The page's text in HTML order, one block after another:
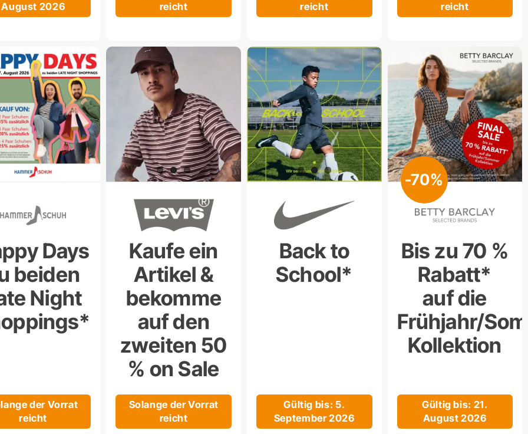
August 2026
reicht
reicht
reicht
Days
beiden
Night
der Vorrat
reicht
Kaufe ein
Artikel &
bekomme
auf den
zweiten 50
% on Sale
Solange der Vorrat
reicht
Back to
School*
Gültig bis: 5.
September 2026
-70%
Bis zu 70 %
Rabatt*
auf die
Frühjahr/
Kollektion
Gültig bis: 21.
August 2026